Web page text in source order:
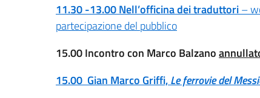
11.30 -13.00Nell’officina dei traduttori–
partecipazione del pubblico
15.00 Incontro con Marco Balzano
15.00 Gian Marco Griffi,Le ferrovie del